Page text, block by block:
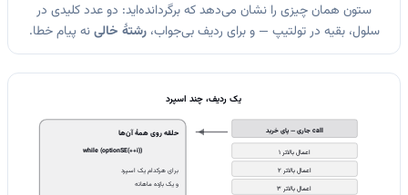
ستون همان چیزی را نشان می‌دهد که برگردانده‌اید: دو عدد کلیدی در
سلول، بقیه در تولتیپ — و برای ردیف بی‌جواب،رشتهٔ خالینه پیام خطا.
یک ردیف، چند اسپرد
call جاری — پای خرید
اعمال بالاتر 1
اعمال بالاتر 2
اعمال بالاتر 3
حلقه روی همهٔ آن‌ها
while (optionSE(++i))
برای هرکدام یک اسپرد
و یک بازده ماهانه